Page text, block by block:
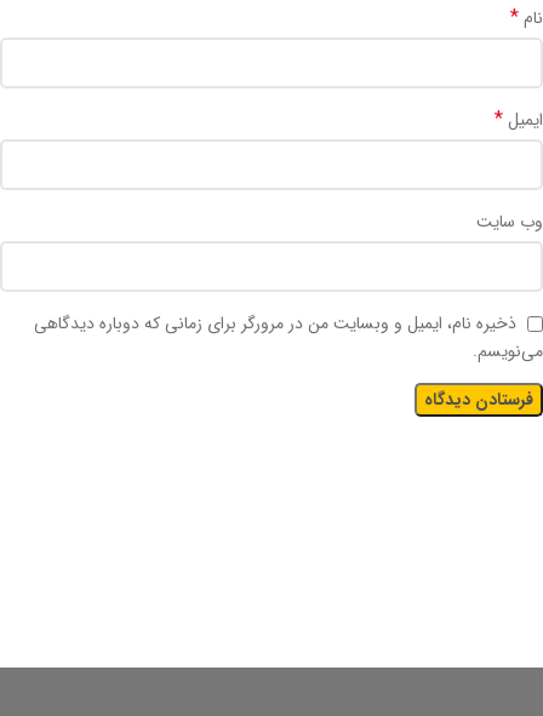
نام*
ایمیل*
وب‌ سایت
ذخیره نام، ایمیل و وبسایت من در مرورگر برای زمانی که دوباره دیدگاهی
می‌نویسم.